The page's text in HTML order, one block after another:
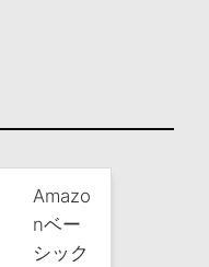
Amazo
nベー
シック